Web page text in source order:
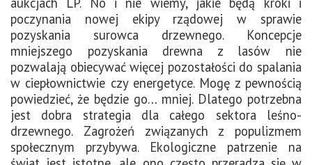
poczynania nowej ekipy rządowej w sprawie
pozyskania surowca drzewnego. Koncepcje
mniejszego pozyskania drewna z lasów nie
pozwalają obiecywać więcej pozostałości do spalania
w ciepłownictwie czy energetyce. Mogę z pewnością
powiedzieć, że będzie go… mniej. Dlatego potrzebna
jest dobra strategia dla całego sektora leśno-
drzewnego. Zagrożeń związanych z populizmem
społecznym przybywa. Ekologiczne patrzenie na